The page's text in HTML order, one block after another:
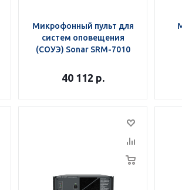
Микрофонный пульт для
систем оповещения
(СОУЭ) Sonar SRM-7010
40 112 р.